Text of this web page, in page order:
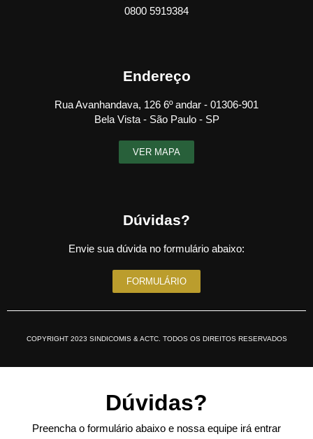
0800 5919384
Endereço
Rua Avanhandava, 126 6º andar - 01306-901
Bela Vista - São Paulo - SP
VER MAPA
Dúvidas?
Envie sua dúvida no formulário abaixo:
FORMULÁRIO
COPYRIGHT 2023 SINDICOMIS & ACTC. TODOS OS DIREITOS RESERVADOS
Dúvidas?
Preencha o formulário abaixo e nossa equipe irá entrar